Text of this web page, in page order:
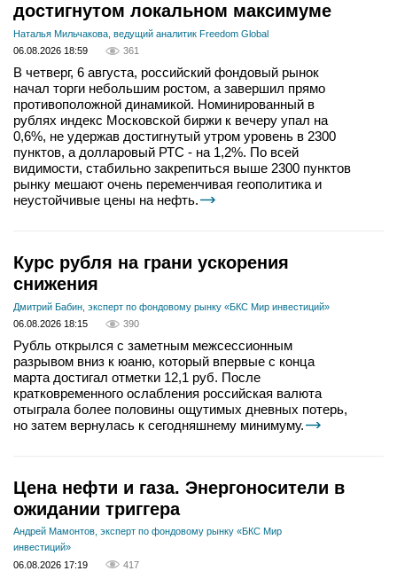
достигнутом локальном максимуме
Наталья Мильчакова, ведущий аналитик Freedom Global
06.08.2026 18:59
361
В четверг, 6 августа, российский фондовый рынок
начал торги небольшим ростом, а завершил прямо
противоположной динамикой. Номинированный в
рублях индекс Московской биржи к вечеру упал на
0,6%, не удержав достигнутый утром уровень в 2300
пунктов, а долларовый РТС - на 1,2%. По всей
видимости, стабильно закрепиться выше 2300 пунктов
рынку мешают очень переменчивая геополитика и
неустойчивые цены на нефть.
Курс рубля на грани ускорения
снижения
Дмитрий Бабин, эксперт по фондовому рынку «БКС Мир инвестиций»
06.08.2026 18:15
390
Рубль открылся с заметным межсессионным
разрывом вниз к юаню, который впервые с конца
марта достигал отметки 12,1 руб. После
кратковременного ослабления российская валюта
отыграла более половины ощутимых дневных потерь,
но затем вернулась к сегодняшнему минимуму.
Цена нефти и газа. Энергоносители в
ожидании триггера
Андрей Мамонтов, эксперт по фондовому рынку «БКС Мир
инвестиций»
06.08.2026 17:19
417